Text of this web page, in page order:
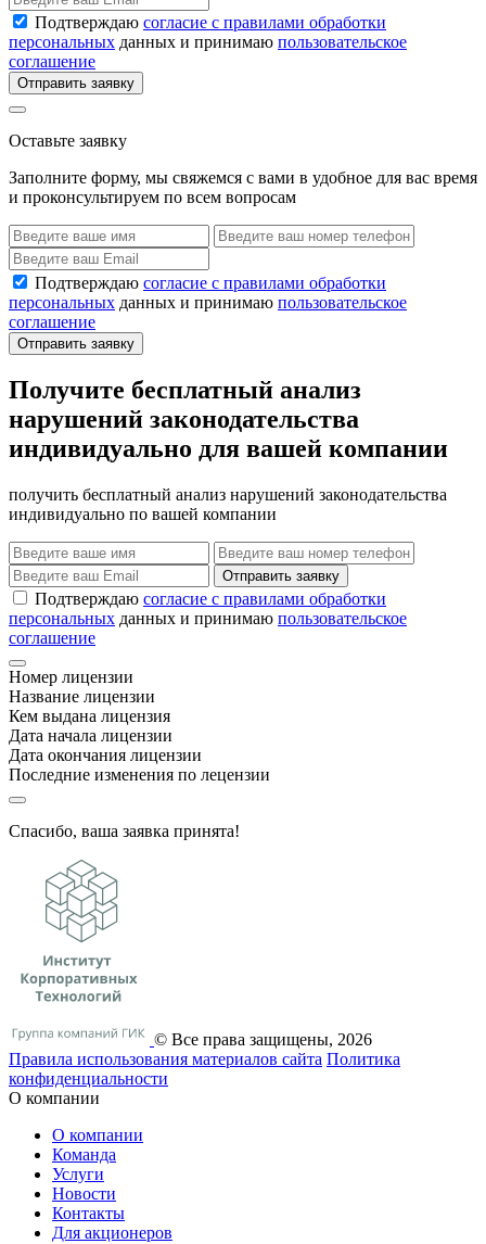
Подтверждаю согласие с правилами обработки
персональных данных и принимаю пользовательское
соглашение
Отправить заявку
Оставьте заявку
Заполните форму, мы свяжемся с вами в удобное для вас время
и проконсультируем по всем вопросам
Подтверждаю согласие с правилами обработки
персональных данных и принимаю пользовательское
соглашение
Отправить заявку
Получите бесплатный анализ
нарушений законодательства
индивидуально для вашей компании
получить бесплатный анализ нарушений законодательства
индивидуально по вашей компании
Отправить заявку
Подтверждаю согласие с правилами обработки
персональных данных и принимаю пользовательское
соглашение
Номер лицензии
Название лицензии
Кем выдана лицензия
Дата начала лицензии
Дата окончания лицензии
Последние изменения по лецензии
Спасибо, ваша заявка принята!
© Все права защищены, 2026
Правила использования материалов сайта Политика
конфиденциальности
О компании
О компании
Команда
Услуги
Новости
Контакты
Для акционеров